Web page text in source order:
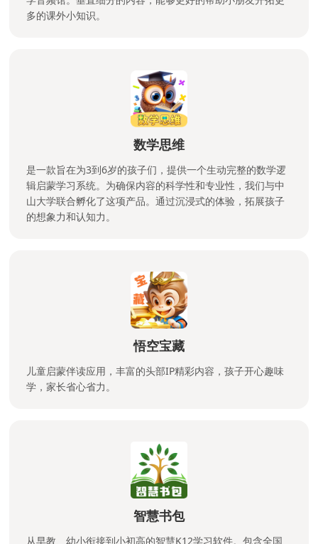
多的课外小知识。
数学思维
是一款旨在为3到6岁的孩子们，提供一个生动完整的数学逻
辑启蒙学习系统。为确保内容的科学性和专业性，我们与中
山大学联合孵化了这项产品。通过沉浸式的体验，拓展孩子
的想象力和认知力。
悟空宝藏
儿童启蒙伴读应用，丰富的头部IP精彩内容，孩子开心趣味
学，家长省心省力。
智慧书包
从早教、幼小衔接到小初高的智慧K12学习软件。包含全国